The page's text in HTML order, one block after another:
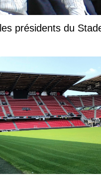
présidents du